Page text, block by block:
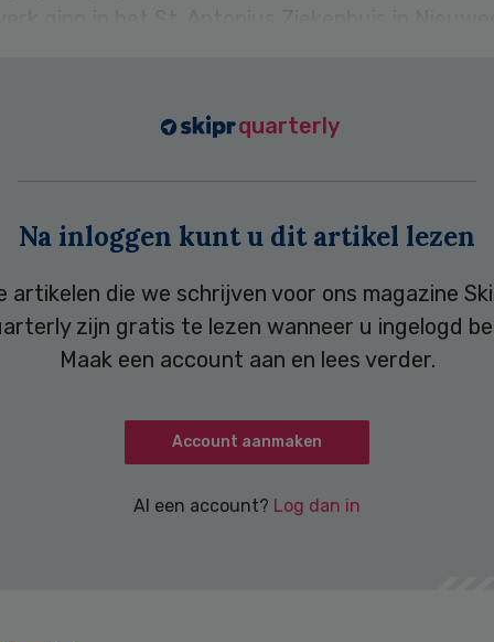
quarterly
Na inloggen kunt u dit artikel lezen
artikelen die we schrijven voor ons magazine
zijn gratis te lezen wanneer u ingelogd
Maak een account aan en lees verder.
Account aanmaken
Al een account? Log dan in